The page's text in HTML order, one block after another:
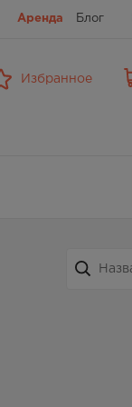
Аренда Блог
Избранное